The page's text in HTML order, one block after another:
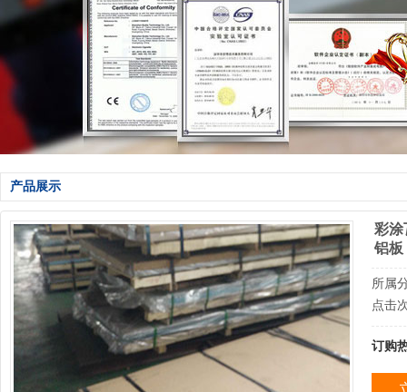
产品展示
彩涂
铝板
所属
点击
订购